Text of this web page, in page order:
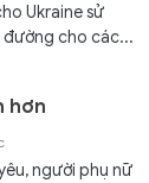
Ukraine sử
cho các...
hơn
người phụ nữ